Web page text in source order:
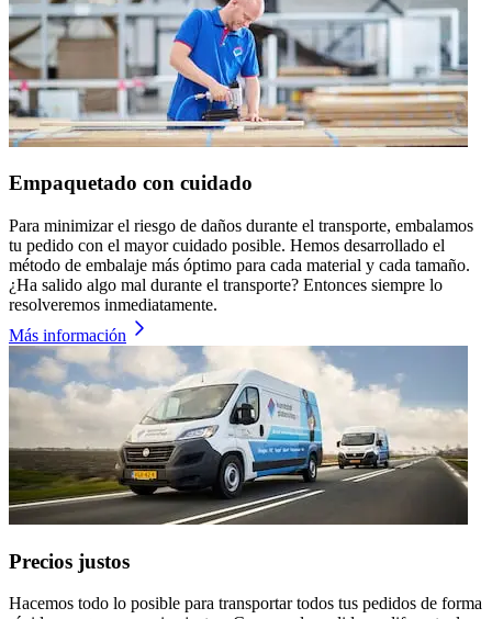
Empaquetado con cuidado
Para minimizar el riesgo de daños durante el transporte, embalamos
tu pedido con el mayor cuidado posible. Hemos desarrollado el
método de embalaje más óptimo para cada material y cada tamaño.
¿Ha salido algo mal durante el transporte? Entonces siempre lo
resolveremos inmediatamente.
Más información
Precios justos
Hacemos todo lo posible para transportar todos tus pedidos de forma